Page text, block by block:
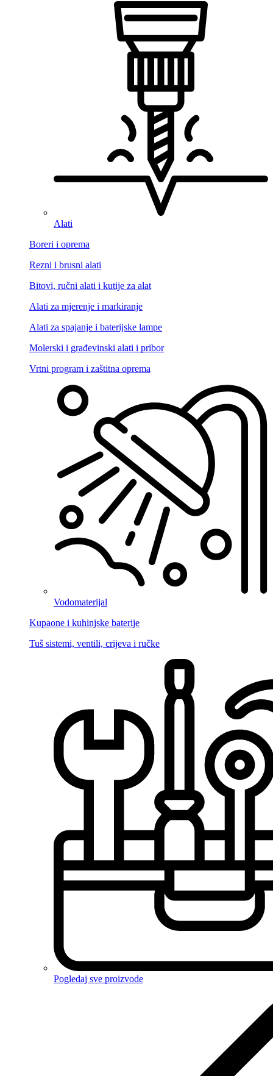
Alati
Boreri i oprema
Rezni i brusni alati
Bitovi, ručni alati i kutije za alat
Alati za mjerenje i markiranje
Alati za spajanje i baterijske lampe
Molerski i građevinski alati i pribor
Vrtni program i zaštitna oprema
Vodomaterijal
Kupaone i kuhinjske baterije
Tuš sistemi, ventili, crijeva i ručke
Pogledaj sve proizvode